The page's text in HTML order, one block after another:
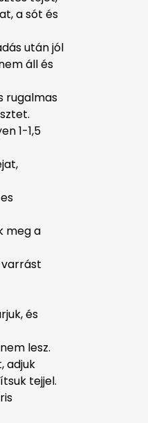
a sót és
után jól
áll és
rugalmas
1-1,5
meg a
varrást
és
lesz.
adjuk
tejjel.